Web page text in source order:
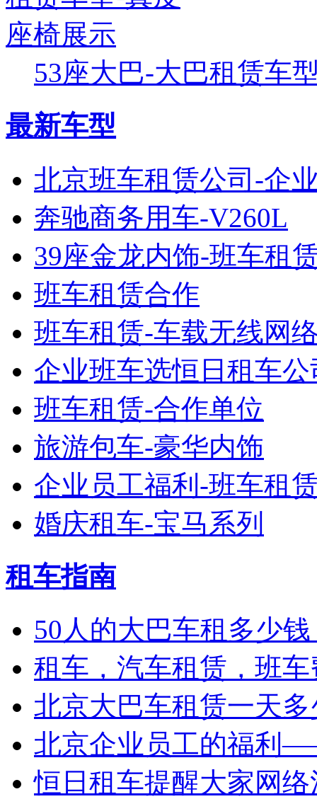
53座大巴-大巴租赁车
最新车型
北京班车租赁公司-企
奔驰商务用车-V260L
39座金龙内饰-班车租
班车租赁合作
班车租赁-车载无线网
企业班车选恒日租车公
班车租赁-合作单位
旅游包车-豪华内饰
企业员工福利-班车租
婚庆租车-宝马系列
租车指南
50人的大巴车租多少
租车，汽车租赁，班
北京大巴车租赁一天
北京企业员工的福利
恒日租车提醒大家网